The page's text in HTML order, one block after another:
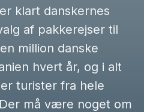
klart danskernes
af pakkerejser til
million danske
hvert år, og i alt
turister fra hele
må være noget om